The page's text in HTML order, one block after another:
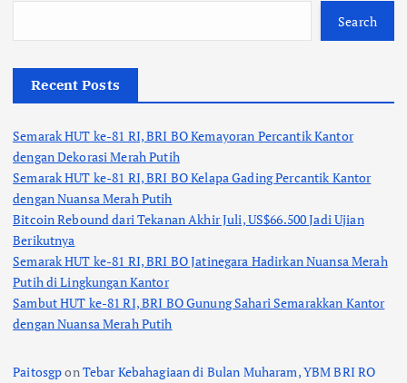
Search
Recent Posts
Semarak HUT ke-81 RI, BRI BO Kemayoran Percantik Kantor
dengan Dekorasi Merah Putih
Semarak HUT ke-81 RI, BRI BO Kelapa Gading Percantik Kantor
dengan Nuansa Merah Putih
Bitcoin Rebound dari Tekanan Akhir Juli, US$66.500 Jadi Ujian
Berikutnya
Semarak HUT ke-81 RI, BRI BO Jatinegara Hadirkan Nuansa Merah
Putih di Lingkungan Kantor
Sambut HUT ke-81 RI, BRI BO Gunung Sahari Semarakkan Kantor
dengan Nuansa Merah Putih
PaitosgponTebar Kebahagiaan di Bulan Muharam, YBM BRI RO